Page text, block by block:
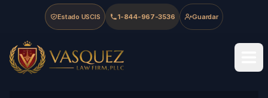
Skip to main content
Skip to navigation
Skip to footer
Estado USCIS 1-844-967-3536 Guardar
Vasquez Law Firm - Home